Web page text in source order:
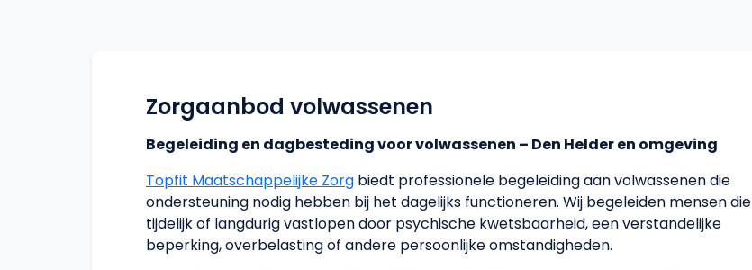
Zorgaanbod volwassenen
Begeleiding en dagbesteding voor volwassenen – Den Helder en omgeving
Topfit Maatschappelijke Zorg biedt professionele begeleiding aan volwassenen die
ondersteuning nodig hebben bij het dagelijks functioneren. Wij begeleiden mensen die
tijdelijk of langdurig vastlopen door psychische kwetsbaarheid, een verstandelijke
beperking, overbelasting of andere persoonlijke omstandigheden.